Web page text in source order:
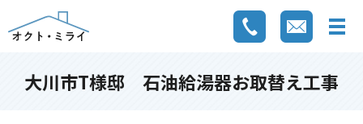
大川市T様邸 石油給湯器お取替え工事